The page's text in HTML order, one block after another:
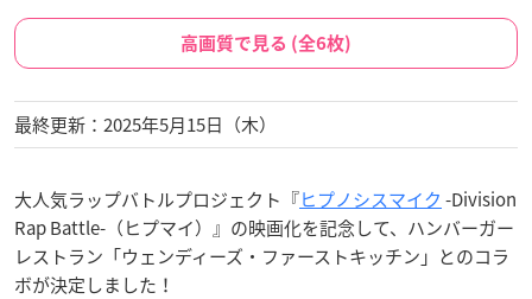
高画質で見る (全6枚)
最終更新：2025年5月15日（木）
大人気ラップバトルプロジェクト『ヒプノシスマイク -Division
Rap Battle-（ヒプマイ）』の映画化を記念して、ハンバーガー
レストラン「ウェンディーズ・ファーストキッチン」とのコラ
ボが決定しました！